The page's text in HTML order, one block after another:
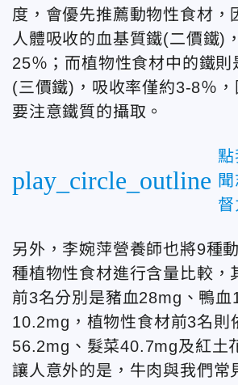
度，會優先推薦動物性食材，
人體吸收的血基質鐵(二價鐵)
25％；而植物性食材中的鐵則
(三價鐵)，吸收率僅約3-8％
要注意鐵質的攝取。
play_circle_outline
另外，李婉萍營養師也將9種
種植物性食材進行含量比較，
前3名分別是豬血28mg、鴨
10.2mg，植物性食材前3名則
56.2mg、髮菜40.7mg及紅土
讓人意外的是，牛肉與我們常